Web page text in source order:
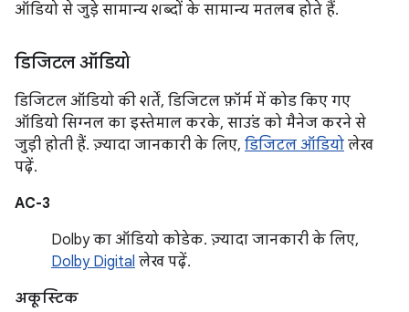
ऑडियो से जुड़े सामान्य शब्दों के सामान्य मतलब होते हैं.
डिजिटल ऑडियो
डिजिटल ऑडियो की शर्तें, डिजिटल फ़ॉर्म में कोड किए गए
ऑडियो सिग्नल का इस्तेमाल करके, साउंड को मैनेज करने से
जुड़ी होती हैं. ज़्यादा जानकारी के लिए, डिजिटल ऑडियो लेख
पढ़ें.
AC-3
Dolby का ऑडियो कोडेक. ज़्यादा जानकारी के लिए,
Dolby Digital लेख पढ़ें.
अकूस्टिक